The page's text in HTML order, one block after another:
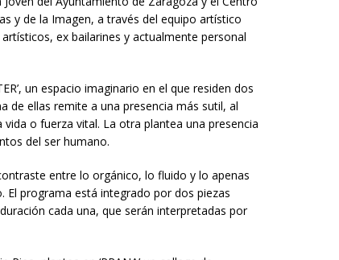
y de la Imagen, a través del equipo artístico
ex bailarines y actualmente personal
un espacio imaginario en el que residen dos
de ellas remite a una presencia más sutil, al
o fuerza vital. La otra plantea una presencia
del ser humano.
entre lo orgánico, lo fluido y lo apenas
programa está integrado por dos piezas
duración cada una, que serán interpretadas por